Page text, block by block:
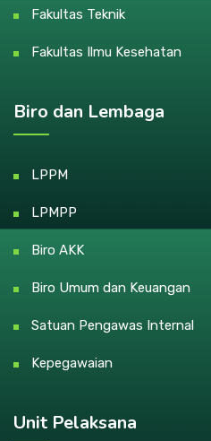
Fakultas Teknik
Fakultas Ilmu Kesehatan
Biro dan Lembaga
LPPM
LPMPP
Biro AKK
Biro Umum dan Keuangan
Satuan Pengawas Internal
Kepegawaian
Unit Pelaksana